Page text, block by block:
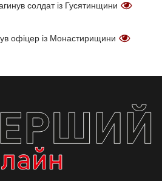
солдат із Гусятинщини
офіцер із Монастирищини